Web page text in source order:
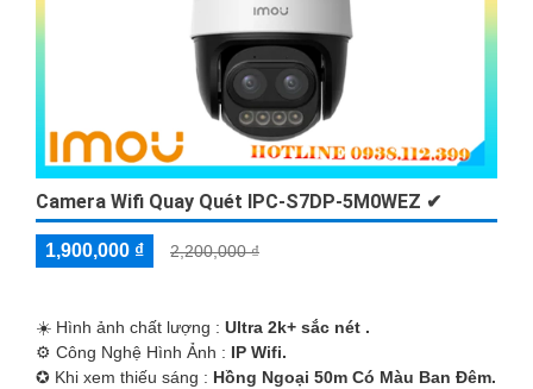
Camera Wifi Quay Quét IPC-S7DP-5M0WEZ ✔
1,900,000 ₫ 2,200,000 ₫
☀️ Hình ảnh chất lượng : Ultra 2k+ sắc nét .
⚙ Công Nghệ Hình Ảnh : IP Wifi.
✪ Khi xem thiếu sáng : Hồng Ngoại 50m Có Màu Ban Ðêm.